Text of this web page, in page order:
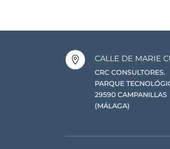
 CALLE DE MARIE
CRC CONSULTORES.
PARQUE
29590 CAMPANILLAS
(MÁLAGA)